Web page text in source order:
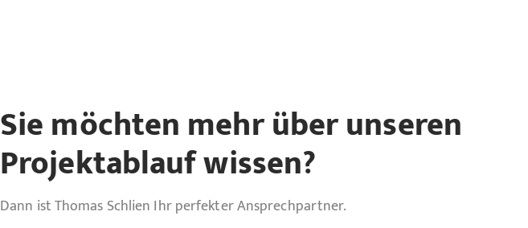
Sie möchten mehr über unseren
Projektablauf wissen?
Dann ist Thomas Schlien Ihr perfekter Ansprechpartner.